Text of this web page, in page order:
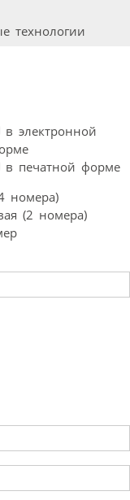
технологии
в электронной
в печатной форме
номера)
(2 номера)